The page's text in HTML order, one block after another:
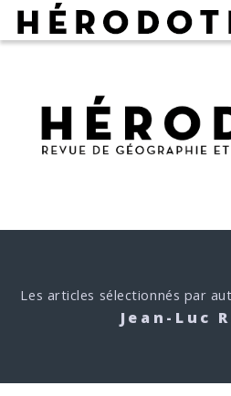
Les articles sélectionnés par
Jean-Luc